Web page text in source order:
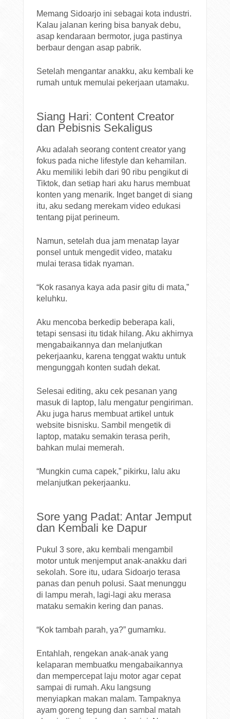
Memang Sidoarjo ini sebagai kota industri.
Kalau jalanan kering bisa banyak debu,
asap kendaraan bermotor, juga pastinya
berbaur dengan asap pabrik.
Setelah mengantar anakku, aku kembali ke
rumah untuk memulai pekerjaan utamaku.
Siang Hari: Content Creator
dan Pebisnis Sekaligus
Aku adalah seorang content creator yang
fokus pada niche lifestyle dan kehamilan.
Aku memiliki lebih dari 90 ribu pengikut di
Tiktok, dan setiap hari aku harus membuat
konten yang menarik. Inget banget di siang
itu, aku sedang merekam video edukasi
tentang pijat perineum.
Namun, setelah dua jam menatap layar
ponsel untuk mengedit video, mataku
mulai terasa tidak nyaman.
“Kok rasanya kaya ada pasir gitu di mata,”
keluhku.
Aku mencoba berkedip beberapa kali,
tetapi sensasi itu tidak hilang. Aku akhirnya
mengabaikannya dan melanjutkan
pekerjaanku, karena tenggat waktu untuk
mengunggah konten sudah dekat.
Selesai editing, aku cek pesanan yang
masuk di laptop, lalu mengatur pengiriman.
Aku juga harus membuat artikel untuk
website bisnisku. Sambil mengetik di
laptop, mataku semakin terasa perih,
bahkan mulai memerah.
“Mungkin cuma capek,” pikirku, lalu aku
melanjutkan pekerjaanku.
Sore yang Padat: Antar Jemput
dan Kembali ke Dapur
Pukul 3 sore, aku kembali mengambil
motor untuk menjemput anak-anakku dari
sekolah. Sore itu, udara Sidoarjo terasa
panas dan penuh polusi. Saat menunggu
di lampu merah, lagi-lagi aku merasa
mataku semakin kering dan panas.
“Kok tambah parah, ya?” gumamku.
Entahlah, rengekan anak-anak yang
kelaparan membuatku mengabaikannya
dan mempercepat laju motor agar cepat
sampai di rumah. Aku langsung
menyiapkan makan malam. Tampaknya
ayam goreng tepung dan sambal matah